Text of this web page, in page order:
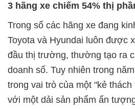
3 hãng xe chiếm 54% thị
Trong số các hãng xe đang
Toyota và Hyundai luôn được
đầu thị trường, thường tạo ra
doanh số. Tuy nhiên trong
trong vai trò của một "kẻ
với một dải sản phẩm ấn